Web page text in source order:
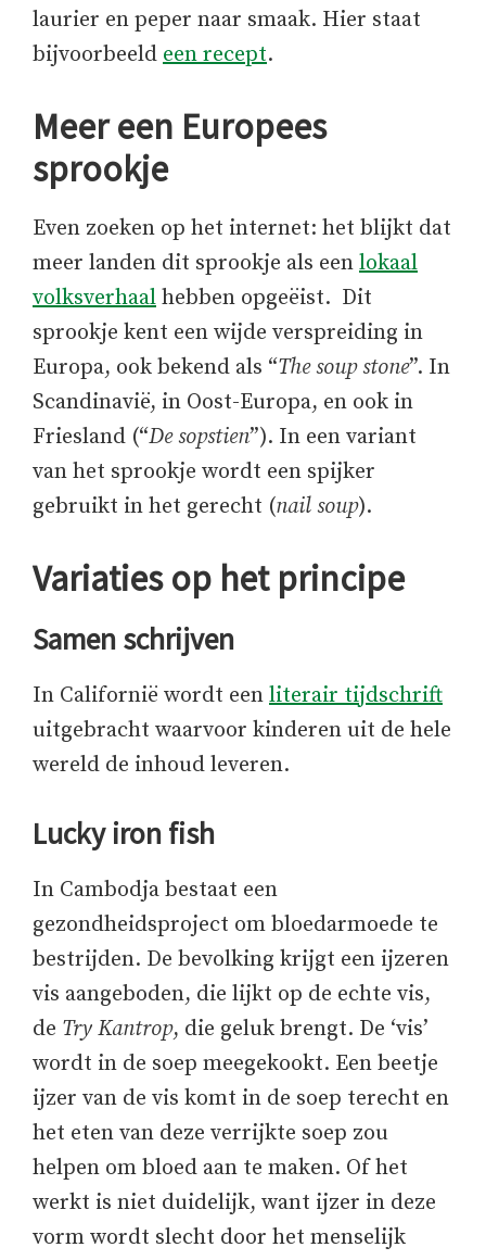
laurier en peper naar smaak. Hier staat
bijvoorbeeld een recept.
Meer een Europees
sprookje
Even zoeken op het internet: het blijkt dat
meer landen dit sprookje als een lokaal
volksverhaal hebben opgeëist. Dit
sprookje kent een wijde verspreiding in
Europa, ook bekend als “The soup stone”. In
Scandinavië, in Oost-Europa, en ook in
Friesland (“De sopstien”). In een variant
van het sprookje wordt een spijker
gebruikt in het gerecht (nail soup).
Variaties op het principe
Samen schrijven
In Californië wordt een literair tijdschrift
uitgebracht waarvoor kinderen uit de hele
wereld de inhoud leveren.
Lucky iron fish
In Cambodja bestaat een
gezondheidsproject om bloedarmoede te
bestrijden. De bevolking krijgt een ijzeren
vis aangeboden, die lijkt op de echte vis,
de Try Kantrop, die geluk brengt. De ‘vis’
wordt in de soep meegekookt. Een beetje
ijzer van de vis komt in de soep terecht en
het eten van deze verrijkte soep zou
helpen om bloed aan te maken. Of het
werkt is niet duidelijk, want ijzer in deze
vorm wordt slecht door het menselijk